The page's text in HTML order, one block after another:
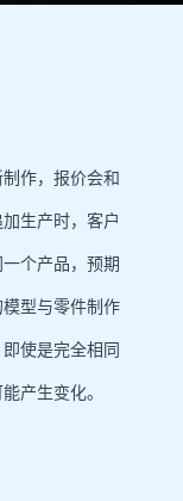
作，报价会和
生产时，客户
个产品，预期
型与零件制作
使是完全相同
产生变化。